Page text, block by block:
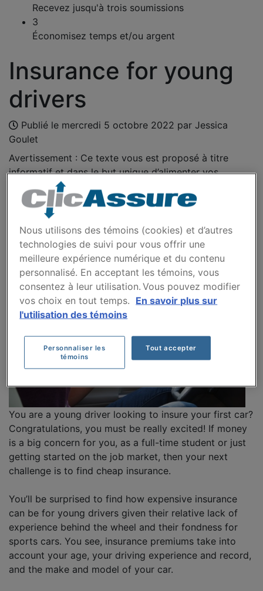
Recevez jusqu'à trois soumissions
3
Économisez temps et/ou argent
Insurance for young
drivers
Publié le mercredi 5 octobre 2022 par Jessica
Goulet
Avertissement : Ce texte vous est proposé à titre
informatif et dans le but unique d’alimenter vos
réflexions. Il ne constitue en aucun cas un conseil
d'assurance. Seul un professionnel en assurance
dûment autorisé peut analyser votre situation
personnelle, discuter de vos besoins avec vous et
vous conseiller en matière d’assurance.
You are a young driver looking to insure your first car?
Congratulations, you must be really excited! If money
is a big concern for you, as a full-time student or just
getting started on the job market, then your next
challenge is to find cheap insurance.
You’ll be surprised to find how expensive insurance
can be for young drivers given their relative lack of
experience behind the wheel and their fondness for
sports cars. You see, insurance premiums take into
account your age, your driving experience and record,
and the make and model of your car.
Nous utilisons des témoins (cookies) et d’autres
technologies de suivi pour vous offrir une
meilleure expérience numérique et du contenu
personnalisé. En acceptant les témoins, vous
consentez à leur utilisation. Vous pouvez modifier
vos choix en tout temps. En savoir plus sur
l'utilisation des témoins
Personnaliser les
témoins
Tout accepter